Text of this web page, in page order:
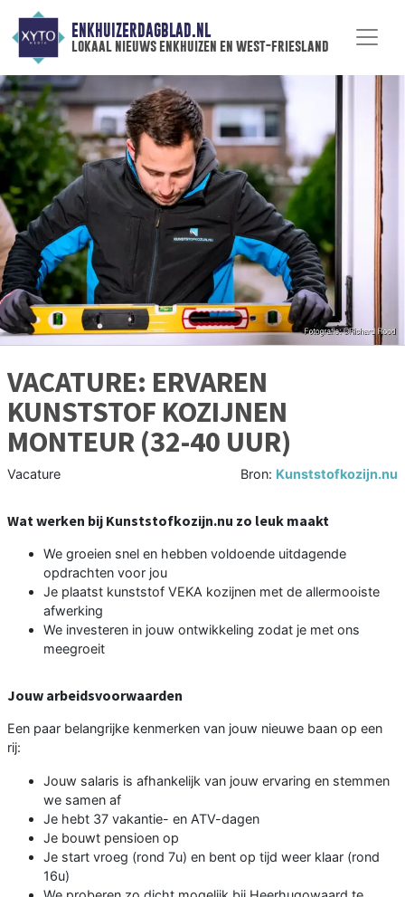
ENKHUIZERDAGBLAD.NL
lokaal nieuws enkhuizen en west-friesland
VACATURE: ERVAREN
KUNSTSTOF KOZIJNEN
MONTEUR (32-40 UUR)
Vacature Bron: Kunststofkozijn.nu
Wat werken bij Kunststofkozijn.nu zo leuk maakt
We groeien snel en hebben voldoende uitdagende
opdrachten voor jou
Je plaatst kunststof VEKA kozijnen met de allermooiste
afwerking
We investeren in jouw ontwikkeling zodat je met ons
meegroeit
Jouw arbeidsvoorwaarden
Een paar belangrijke kenmerken van jouw nieuwe baan op een
rij:
Jouw salaris is afhankelijk van jouw ervaring en stemmen
we samen af
Je hebt 37 vakantie- en ATV-dagen
Je bouwt pensioen op
Je start vroeg (rond 7u) en bent op tijd weer klaar (rond
16u)